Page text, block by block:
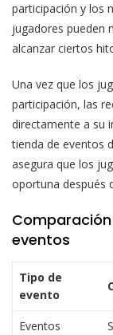
participación y los
jugadores pueden
alcanzar ciertos
Una vez que los
participación, las
directamente a su
tienda de eventos
asegura que los
oportuna después
eventos
Tipo de
evento
Eventos